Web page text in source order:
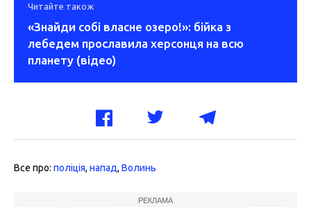
Читайте також
«Знайди собі власне озеро!»: бійка з
лебедем прославила херсонця на всю
планету (відео)
Все про: поліція, напад, Волинь
РЕКЛАМА